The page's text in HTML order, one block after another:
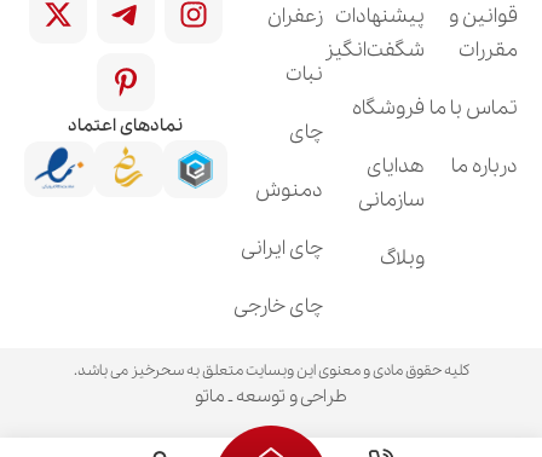
قوانین و
مقررات
تماس با ما
درباره ما
پیشنهادات
شگفت‌انگیز
فروشگاه
هدایای
سازمانی
وبلاگ
زعفران
نبات
چای
دمنوش
چای ایرانی
چای خارجی
نمادهای اعتماد
کلیه حقوق مادی و معنوی این وبسایت متعلق به سحرخیز می باشد.
طراحی و توسعه ـ ماتو